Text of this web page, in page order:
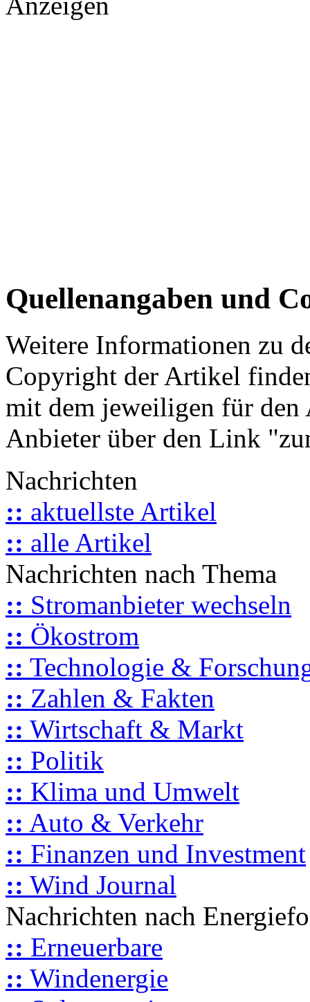
Quellenangaben und
Weitere Informationen zu
Copyright der Artikel
mit dem jeweiligen für
Anbieter über den Link
Nachrichten
:: aktuellste Artikel
:: alle Artikel
Nachrichten nach Thema
:: Stromanbieter wechseln
:: Ökostrom
:: Technologie &
:: Zahlen & Fakten
:: Wirtschaft & Markt
:: Politik
:: Klima und Umwelt
:: Auto & Verkehr
:: Finanzen und Investment
:: Wind Journal
Nachrichten nach
:: Erneuerbare
:: Windenergie